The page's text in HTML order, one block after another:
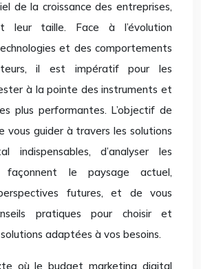
de la croissance des entreprises,
leur taille. Face à l’évolution
et des comportements
il est impératif pour les
à la pointe des instruments et
plus performantes. L’objectif de
vous guider à travers les solutions
indispensables, d’analyser les
façonnent le paysage actuel,
futures, et de vous
pratiques pour choisir et
adaptées à vos besoins.
où le budget marketing digital